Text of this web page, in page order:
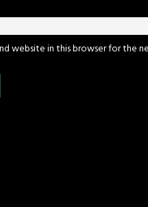
website in this browser for the